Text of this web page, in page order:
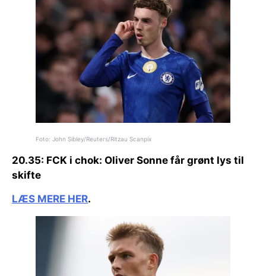
Foto: John Sibley/Reuters/Ritzau Scanpix
20.35: FCK i chok: Oliver Sonne får grønt lys til
skifte
LÆS MERE HER.